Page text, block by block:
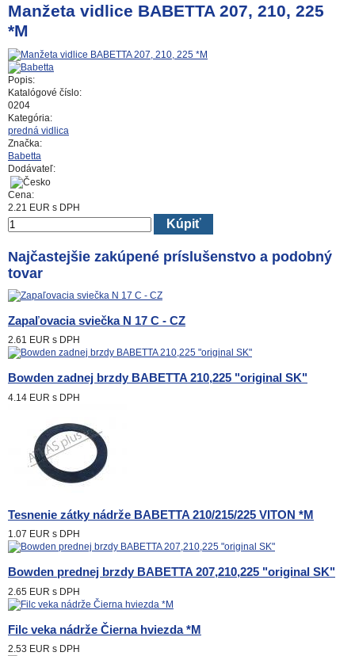
Manžeta vidlice BABETTA 207, 210, 225
*M
Popis:
Katalógové číslo:
0204
Kategória:
predná vidlica
Značka:
Babetta
Dodávateľ:
Cena:
2.21 EUR s DPH
Kúpiť
Najčastejšie zakúpené príslušenstvo a podobný
tovar
Zapaľovacia sviečka N 17 C - CZ
2.61 EUR s DPH
Bowden zadnej brzdy BABETTA 210,225 "original SK"
4.14 EUR s DPH
Tesnenie zátky nádrže BABETTA 210/215/225 VITON *M
1.07 EUR s DPH
Bowden prednej brzdy BABETTA 207,210,225 "original SK"
2.65 EUR s DPH
Filc veka nádrže Čierna hviezda *M
2.53 EUR s DPH